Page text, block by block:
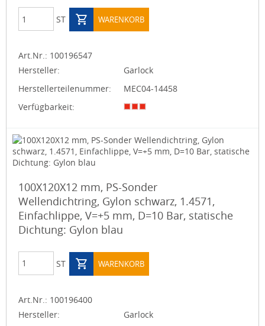
ST WARENKORB
Art.Nr.: 100196547
Hersteller:
Garlock
Herstellerteilenummer:
MEC04-14458
Verfügbarkeit:
100X120X12 mm, PS-Sonder
Wellendichtring, Gylon schwarz, 1.4571,
Einfachlippe, V=+5 mm, D=10 Bar, statische
Dichtung: Gylon blau
ST WARENKORB
Art.Nr.: 100196400
Hersteller:
Garlock